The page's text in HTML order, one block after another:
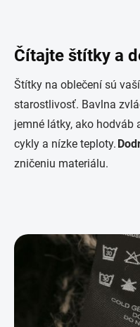
Čítajte štítky a
Štítky na oblečení sú
starostlivosť. Bavlna
jemné látky, ako hodváb
cykly a nízke teploty.
zničeniu materiálu.